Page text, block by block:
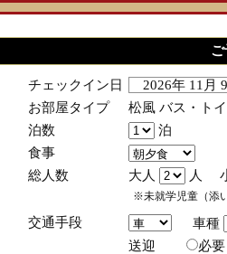
チェックイン日
2026年 11
お部屋タイプ
松風 バス・ト
泊数
泊
食事
総人数
大人 人
※未就学児童（添
交通手段
車種
送迎